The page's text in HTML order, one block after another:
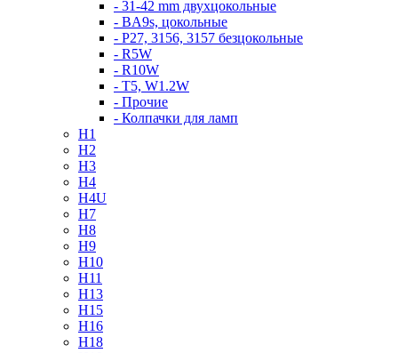
- 31-42 mm двухцокольные
- BA9s, цокольные
- P27, 3156, 3157 безцокольные
- R5W
- R10W
- T5, W1.2W
- Прочие
- Колпачки для ламп
H1
H2
H3
H4
H4U
H7
H8
H9
H10
H11
H13
H15
H16
H18